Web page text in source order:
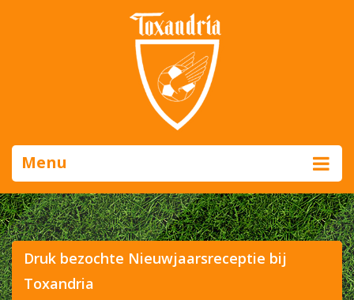
Menu
Druk bezochte Nieuwjaarsreceptie bij
Toxandria